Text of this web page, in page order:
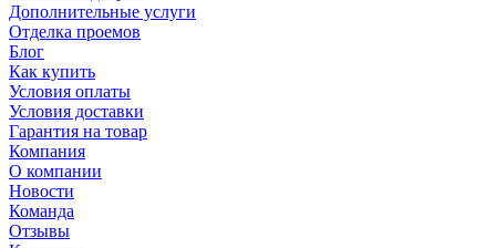
Дополнительные услуги
Отделка проемов
Блог
Как купить
Условия оплаты
Условия доставки
Гарантия на товар
Компания
О компании
Новости
Команда
Отзывы